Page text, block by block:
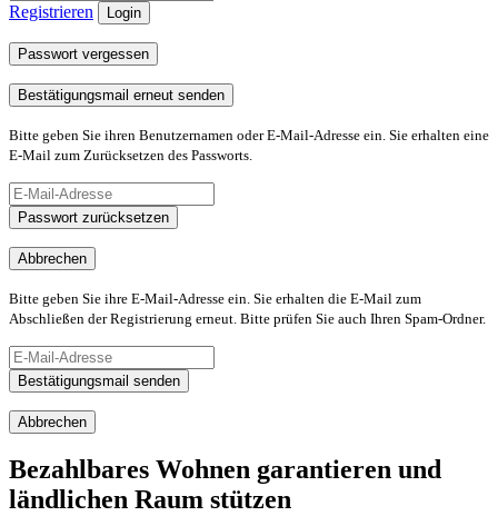
Registrieren Login
Passwort vergessen
Bestätigungsmail erneut senden
Bitte geben Sie ihren Benutzernamen oder E-Mail-Adresse ein. Sie erhalten eine
E-Mail zum Zurücksetzen des Passworts.
Passwort zurücksetzen
Abbrechen
Bitte geben Sie ihre E-Mail-Adresse ein. Sie erhalten die E-Mail zum
Abschließen der Registrierung erneut. Bitte prüfen Sie auch Ihren Spam-Ordner.
Bestätigungsmail senden
Abbrechen
Bezahlbares Wohnen garantieren und
ländlichen Raum stützen